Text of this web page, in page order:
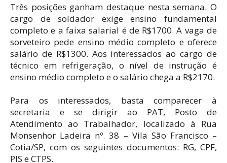
Três posições ganham destaque nesta semana. O
cargo de soldador exige ensino fundamental
completo e a faixa salarial é de R$1700. A vaga de
sorveteiro pede ensino médio completo e oferece
salário de R$1300. Aos interessados ao cargo de
técnico em refrigeração, o nível de instrução é
ensino médio completo e o salário chega a R$2170.
Para os interessados, basta comparecer à
secretaria e se dirigir ao PAT, Posto de
Atendimento ao Trabalhador, localizado à Rua
Monsenhor Ladeira nº. 38 – Vila São Francisco –
Cotia/SP, com os seguintes documentos: RG, CPF,
PIS e CTPS.